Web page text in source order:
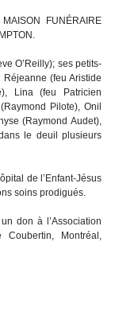
FUNÉRAIRE
O’Reilly); ses petits-
(feu Aristide
Lina (feu Patricien
Pilote), Onil
(Raymond Audet),
le deuil plusieurs
de l’Enfant-Jésus
soins prodigués.
don à l’Association
Montréal,